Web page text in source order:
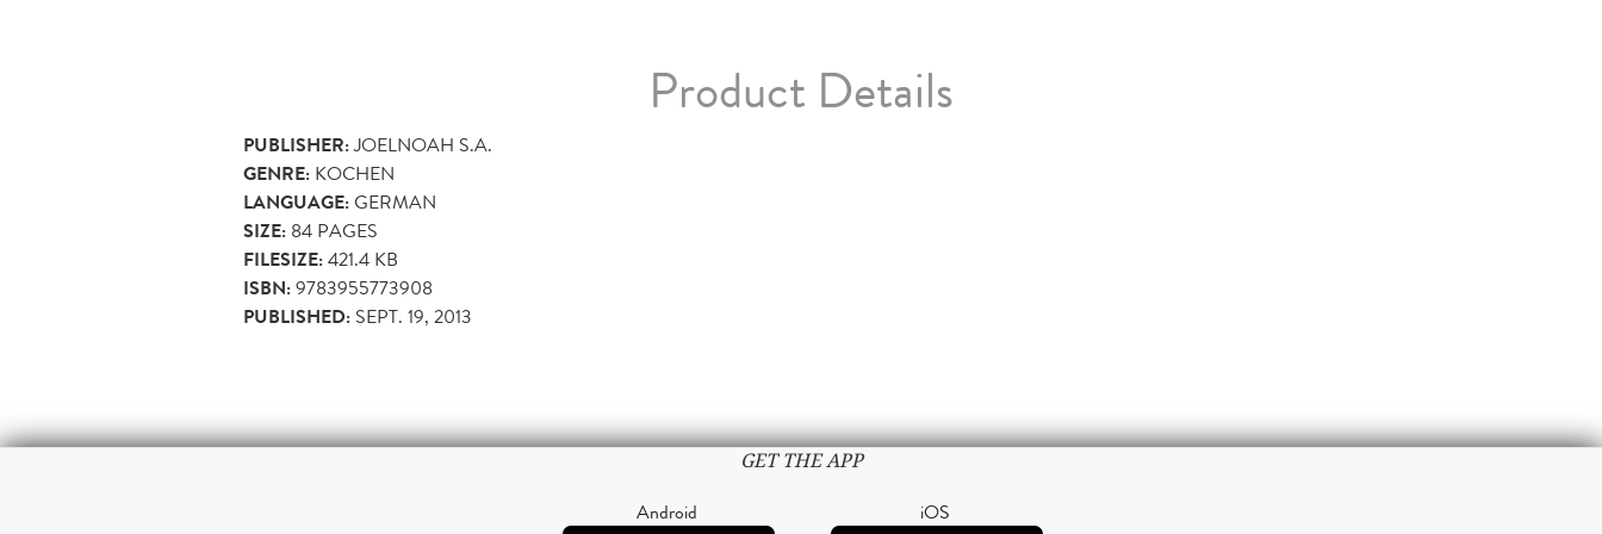
Product Details
PUBLISHER:JOELNOAH S.A.
GENRE: KOCHEN
LANGUAGE:GERMAN
SIZE: 84 PAGES
FILESIZE:421.4 KB
ISBN:9783955773908
PUBLISHED: SEPT. 19, 2013
GET THE APP
Android iOS